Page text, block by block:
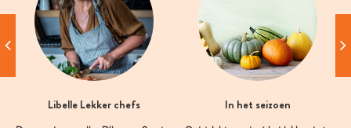
Libelle Lekker chefs In het seizoen